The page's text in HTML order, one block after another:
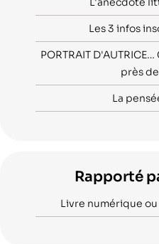
Les 3 infos
PORTRAIT
près
La
Rapporté
Livre numérique